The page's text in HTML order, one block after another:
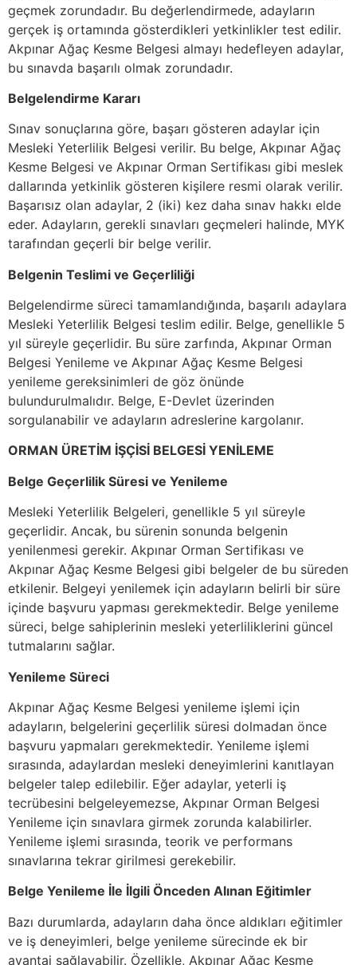
geçmek zorundadır. Bu değerlendirmede, adayların
gerçek iş ortamında gösterdikleri yetkinlikler test edilir.
Akpınar Ağaç Kesme Belgesi almayı hedefleyen adaylar,
bu sınavda başarılı olmak zorundadır.
Belgelendirme Kararı
Sınav sonuçlarına göre, başarı gösteren adaylar için
Mesleki Yeterlilik Belgesi verilir. Bu belge, Akpınar Ağaç
Kesme Belgesi ve Akpınar Orman Sertifikası gibi meslek
dallarında yetkinlik gösteren kişilere resmi olarak verilir.
Başarısız olan adaylar, 2 (iki) kez daha sınav hakkı elde
eder. Adayların, gerekli sınavları geçmeleri halinde, MYK
tarafından geçerli bir belge verilir.
Belgenin Teslimi ve Geçerliliği
Belgelendirme süreci tamamlandığında, başarılı adaylara
Mesleki Yeterlilik Belgesi teslim edilir. Belge, genellikle 5
yıl süreyle geçerlidir. Bu süre zarfında, Akpınar Orman
Belgesi Yenileme ve Akpınar Ağaç Kesme Belgesi
yenileme gereksinimleri de göz önünde
bulundurulmalıdır. Belge, E-Devlet üzerinden
sorgulanabilir ve adayların adreslerine kargolanır.
ORMAN ÜRETİM İŞÇİSİ BELGESİ YENİLEME
Belge Geçerlilik Süresi ve Yenileme
Mesleki Yeterlilik Belgeleri, genellikle 5 yıl süreyle
geçerlidir. Ancak, bu sürenin sonunda belgenin
yenilenmesi gerekir. Akpınar Orman Sertifikası ve
Akpınar Ağaç Kesme Belgesi gibi belgeler de bu süreden
etkilenir. Belgeyi yenilemek için adayların belirli bir süre
içinde başvuru yapması gerekmektedir. Belge yenileme
süreci, belge sahiplerinin mesleki yeterliliklerini güncel
tutmalarını sağlar.
Yenileme Süreci
Akpınar Ağaç Kesme Belgesi yenileme işlemi için
adayların, belgelerini geçerlilik süresi dolmadan önce
başvuru yapmaları gerekmektedir. Yenileme işlemi
sırasında, adaylardan mesleki deneyimlerini kanıtlayan
belgeler talep edilebilir. Eğer adaylar, yeterli iş
tecrübesini belgeleyemezse, Akpınar Orman Belgesi
Yenileme için sınavlara girmek zorunda kalabilirler.
Yenileme işlemi sırasında, teorik ve performans
sınavlarına tekrar girilmesi gerekebilir.
Belge Yenileme İle İlgili Önceden Alınan Eğitimler
Bazı durumlarda, adayların daha önce aldıkları eğitimler
ve iş deneyimleri, belge yenileme sürecinde ek bir
avantaj sağlayabilir. Özellikle, Akpınar Ağaç Kesme